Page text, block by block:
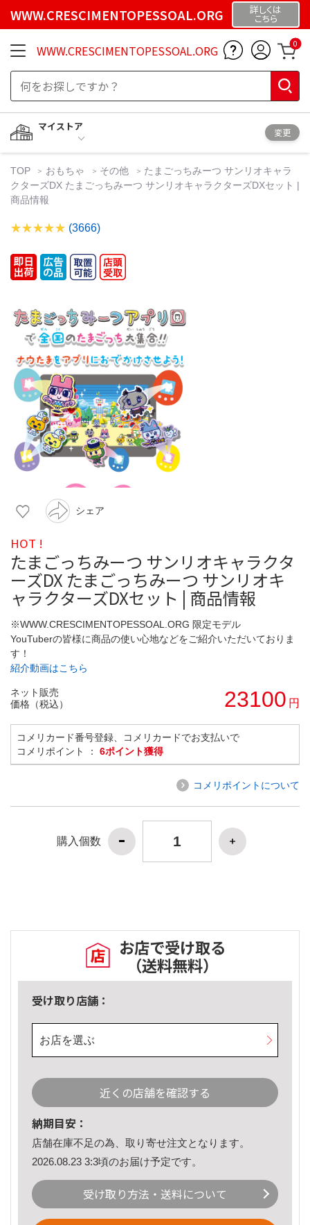
WWW.CRESCIMENTOPESSOAL.ORG 詳しくは
こちら
WWW.CRESCIMENTOPESSOAL.ORG 0
マイストア
変更
TOP おもちゃ その他
たまごっちみーつ サンリオキャラ
クターズDX たまごっちみーつ サンリオキャラクターズDXセット |
商品情報
(3666)
シェア
HOT !
たまごっちみーつ サンリオキャラクタ
ーズDX たまごっちみーつ サンリオキ
ャラクターズDXセット | 商品情報
※WWW.CRESCIMENTOPESSOAL.ORG 限定モデル
YouTuberの皆様に商品の使い心地などをご紹介いただいておりま
す！
紹介動画はこちら
ネット販売
価格（税込）
23100 円
コメリカード番号登録、コメリカードでお支払いで
コメリポイント ： 6ポイント獲得
コメリポイントについて
購入個数
お店で受け取る
（送料無料）
受け取り店舗：
お店を選ぶ
近くの店舗を確認する
納期目安：
店舗在庫不足の為、取り寄せ注文となります。
2026.08.23 3:3頃のお届け予定です。
受け取り方法・送料について